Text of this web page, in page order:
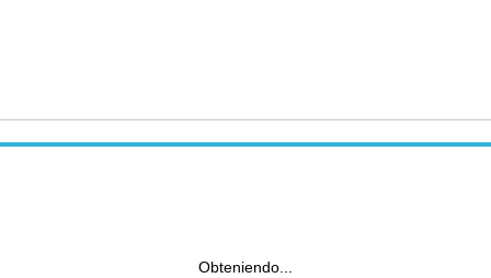
Obteniendo...